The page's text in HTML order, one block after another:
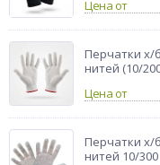
Цена от
Перчатки х/
нитей (10/
Цена от
Перчатки х/
нитей 10/300